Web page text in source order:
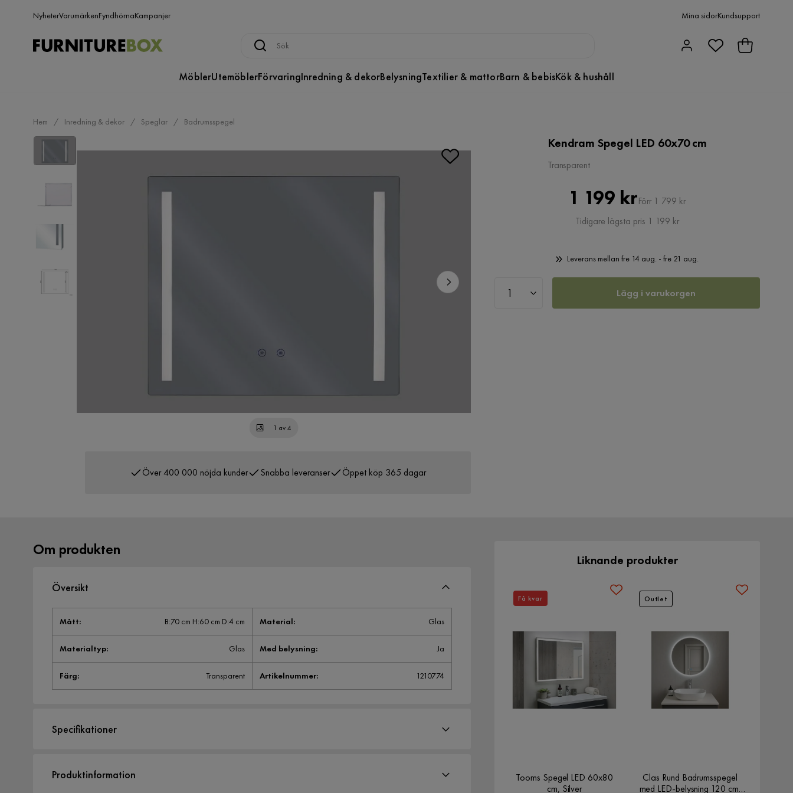
NyheterVarumärkenFyndhörnaKampanjer Mina sidorKundsupport
MöblerUtemöblerFörvaringInredning & dekorBelysningTextilier & mattorBarn & bebisKök & hushåll
Hem Inredning & dekor Speglar Badrumsspegel
1 av 4
Över 400 000 nöjda kunder Snabba leveranser Öppet köp 365 dagar
Kendram Spegel LED 60x70 cm
Transparent
Pris
1 199 krOriginal
Pris
Förr 1 799 kr
Tidigare lägsta pris 1 199 kr
Leverans mellan fre 14 aug. - fre 21 aug.
Lägg i varukorgen
Om produkten
Översikt
Mått: B:70 cm H:60 cm D:4 cm Material: Glas
Materialtyp: Glas Med belysning: Ja
Färg: Transparent Artikelnummer: 1210774
Specifikationer
Storlek
Produktinformation
Liknande produkter
Tooms Spegel LED 60x80
cm, Silver
Få kvar
Clas Rund Badrumsspegel
med LED-belysning 120 cm,
Outlet